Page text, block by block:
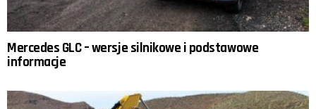
Mercedes GLC – wersje silnikowe i podstawowe
informacje